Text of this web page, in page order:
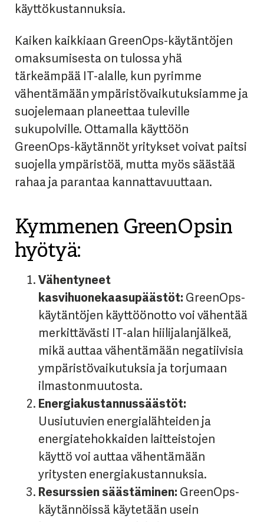
käyttökustannuksia.
Kaiken kaikkiaan GreenOps-käytäntöjen
omaksumisesta on tulossa yhä
tärkeämpää IT-alalle, kun pyrimme
vähentämään ympäristövaikutuksiamme ja
suojelemaan planeettaa tuleville
sukupolville. Ottamalla käyttöön
GreenOps-käytännöt yritykset voivat paitsi
suojella ympäristöä, mutta myös säästää
rahaa ja parantaa kannattavuuttaan.
Kymmenen GreenOpsin
hyötyä:
Vähentyneet
kasvihuonekaasupäästöt: GreenOps-
käytäntöjen käyttöönotto voi vähentää
merkittävästi IT-alan hiilijalanjälkeä,
mikä auttaa vähentämään negatiivisia
ympäristövaikutuksia ja torjumaan
ilmastonmuutosta.
Energiakustannussäästöt:
Uusiutuvien energialähteiden ja
energiatehokkaiden laitteistojen
käyttö voi auttaa vähentämään
yritysten energiakustannuksia.
Resurssien säästäminen: GreenOps-
käytännöissä käytetään usein